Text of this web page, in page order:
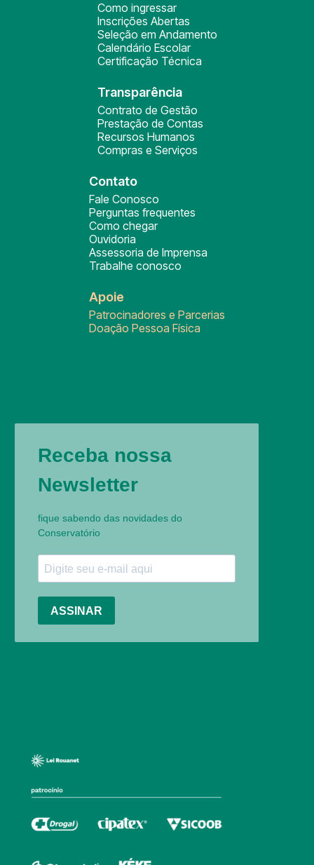
Como ingressar
Inscrições Abertas
Seleção em Andamento
Calendário Escolar
Certificação Técnica
Transparência
Contrato de Gestão
Prestação de Contas
Recursos Humanos
Compras e Serviços
Contato
Fale Conosco
Perguntas frequentes
Como chegar
Ouvidoria
Assessoria de Imprensa
Trabalhe conosco
Apoie
Patrocinadores e Parcerias
Doação Pessoa Física